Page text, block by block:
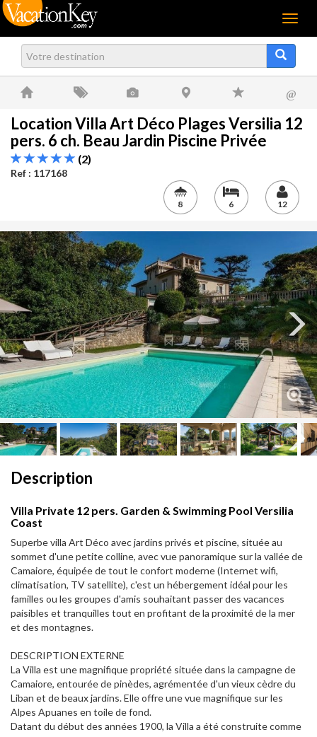
Menu
@
Location Villa Art Déco Plages Versilia 12
pers. 6 ch. Beau Jardin Piscine Privée
(2)
Ref : 117168
8 6 12
Next
Description
Villa Private 12 pers. Garden & Swimming Pool Versilia
Coast
Superbe villa Art Déco avec jardins privés et piscine, située au
sommet d'une petite colline, avec vue panoramique sur la vallée de
Camaiore, équipée de tout le confort moderne (Internet wifi,
climatisation, TV satellite), c'est un hébergement idéal pour les
familles ou les groupes d'amis souhaitant passer des vacances
paisibles et tranquilles tout en profitant de la proximité de la mer
et des montagnes.
DESCRIPTION EXTERNE
La Villa est une magnifique propriété située dans la campagne de
Camaiore, entourée de pinèdes, agrémentée d'un vieux cèdre du
Liban et de beaux jardins. Elle offre une vue magnifique sur les
Alpes Apuanes en toile de fond.
Datant du début des années 1900, la Villa a été construite comme